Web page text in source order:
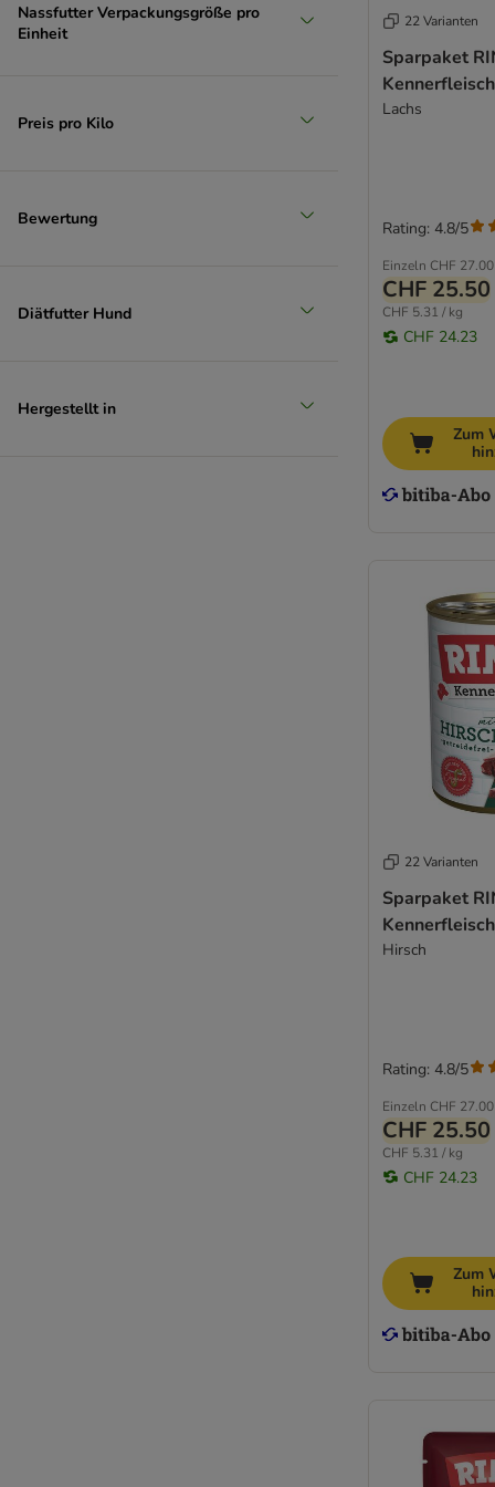
Virbac
Wellness Core
Yarrah Biofutter
Probierpakete
Nassfutter Verpackungsgröße pro
Einheit
Preis pro Kilo
Bewertung
Diätfutter Hund
Hergestellt in
22 Varianten
Sparpaket
Lachs
Einzeln CHF 27.00
CHF 25.50
CHF 5.31 / kg
CHF 24.23
Rating: 4.8/5
Zum
22 Varianten
Sparpaket
Hirsch
Einzeln CHF 27.00
CHF 25.50
CHF 5.31 / kg
CHF 24.23
Rating: 4.8/5
Zum